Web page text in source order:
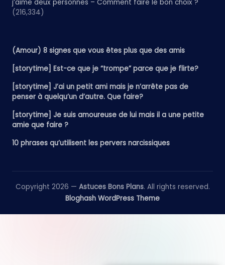
j’aime deux personnes – Comment faire le bon choix ?
(216,334)
(Amour) 8 signes que vous êtes plus que des amis
[storytime] Est-ce que je “trompe” parce que je flirte?
[storytime] J’ai un petit ami mais je n’arrête pas de
penser à quelqu’un d’autre. Que faire?
[storytime] Je suis amoureuse de lui mais il a une petite
amie que faire ?
10 phrases qu’utilisent les pervers narcissiques
Copyright 2026 — Astuces Bons Plans. All rights reserved.
Bloghash WordPress Theme